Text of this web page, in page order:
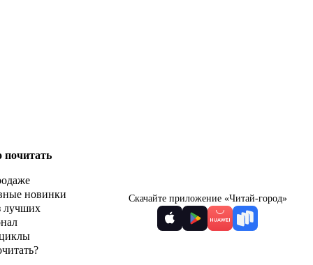
почитать
новинки
лучших
Скачайте приложение «Читай-город»